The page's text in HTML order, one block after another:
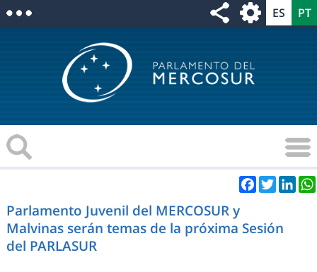
Facebook
Twitter
Parlamento Juvenil del MERCOSUR y
Malvinas serán temas de la próxima Sesión
del PARLASUR